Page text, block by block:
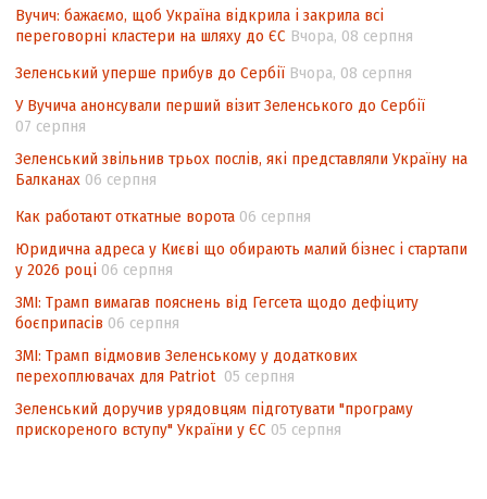
контексті євроінтеграції
Аналіз виборчого законодавства щодо
невизначеності механізму повторного
підрахунку голосів виборців
Вучич: бажаємо, щоб Україна відкрила і закрила всі
переговорні кластери на шляху до ЄС Вчора, 08 серпня
Зеленський уперше прибув до Сербії Вчора, 08 серпня
У Вучича анонсували перший візит Зеленського до Сербії
07 серпня
Зеленський звільнив трьох послів, які представляли Україну на
Балканах 06 серпня
Как работают откатные ворота 06 серпня
Юридична адреса у Києві що обирають малий бізнес і стартапи
у 2026 році 06 серпня
ЗМІ: Трамп вимагав пояснень від Гегсета щодо дефіциту
боєприпасів 06 серпня
ЗМІ: Трамп відмовив Зеленському у додаткових
перехоплювачах для Patriot 05 серпня
Зеленський доручив урядовцям підготувати "програму
прискореного вступу" України у ЄС 05 серпня